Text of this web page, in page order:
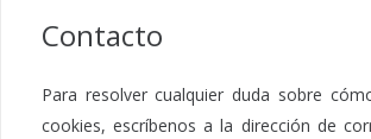
Contacto
Para resolver cualquier duda sobre
cookies, escríbenos a la dirección de